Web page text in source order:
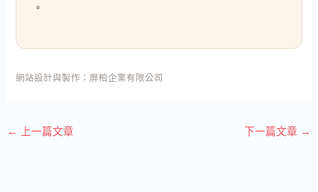
。
網站設計與製作： 屏柏企業有限公司
← 上一篇文章 下一篇文章 →